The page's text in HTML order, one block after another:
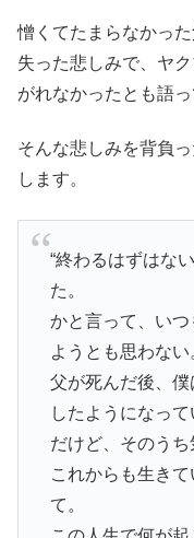
憎くてたまらなかっ
失った悲しみで、ヤ
がれなかったとも語っ
そんな悲しみを背負
します。
“終わるはずはな
た。
かと言って、い
ようとも思わない
父が死んだ後、
したようになって
だけど、そのうち
これからも生き
て 。